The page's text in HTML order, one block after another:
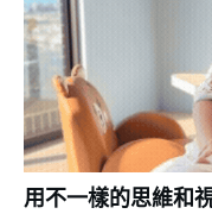
用不一樣的思維和